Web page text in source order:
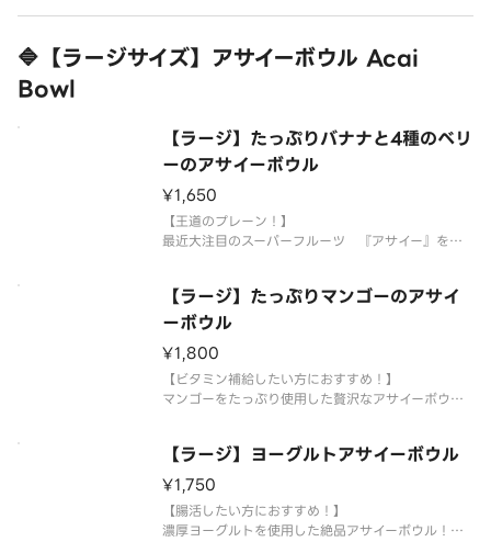
🔷【ラージサイズ】アサイーボウル Acai
Bowl
【ラージ】たっぷりバナナと4種のベリ
ーのアサイーボウル
¥1,650
【王道のプレーン！】
最近大注目のスーパーフルーツ 『アサイー』をた
栄養価の高いアサイーがたっぷり入った弊社のオリ
ジナルアサイーボウルをお楽しみください。◆サイ
【ラージ】たっぷりマンゴーのアサイ
ーボウル
¥1,800
【ビタミン補給したい方におすすめ！】
マンゴーをたっぷり使用した贅沢なアサイーボウ
なマンゴー！
栄養価の高いアサイーがたっぷり入った弊社のオリ
ジナルアサイーボウルをお楽しみください。◆サイ
ズレギュラー：アサイ
【ラージ】ヨーグルトアサイーボウル
¥1,750
【腸活したい方におすすめ！】
濃厚ヨーグルトを使用した絶品アサイーボウル！